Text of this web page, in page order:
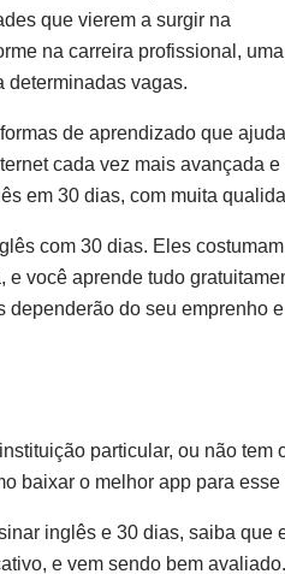
que vierem a surgir na
na carreira profissional,
determinadas vagas.
de aprendizado que
cada vez mais avançada e
em 30 dias, com muita
com 30 dias. Eles costumam
você aprende tudo
dependerão do seu emprenho e
particular, ou não tem
baixar o melhor app para esse
inglês e 30 dias, saiba que
e vem sendo bem avaliado.